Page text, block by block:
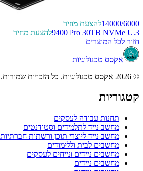
14000/6000להצעת מחיר
9400 Pro 30TB NVMe U.3להצעת מחיר
חזור לכל המוצרים
אקסס טכנולוגיות
© 2026 אקסס טכנולוגיות. כל הזכויות שמורות.
קטגוריות
תחנות עבודה לעסקים
מחשב נייד לתלמידים וסטודנטים
מחשב נייד ליוצרי תוכן ורשתות חברתיות
מחשבים לבית וללימודים
מחשבים ניידים ונייחים לעסקים
מחשבים ניידים